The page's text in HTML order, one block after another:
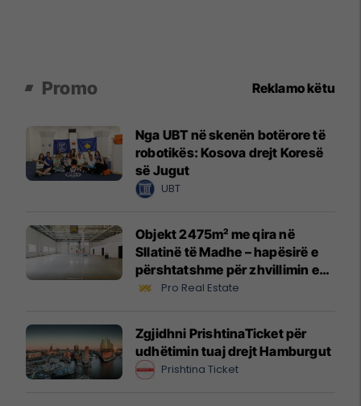
Promo Reklamo këtu
Nga UBT në skenën botërore të
robotikës: Kosova drejt Koresë
së Jugut
UBT
Objekt 2475m² me qira në
Sllatinë të Madhe – hapësirë e
përshtatshme për zhvillimin e
biznesit #16068
Pro Real Estate
Zgjidhni PrishtinaTicket për
udhëtimin tuaj drejt Hamburgut
Prishtina Ticket